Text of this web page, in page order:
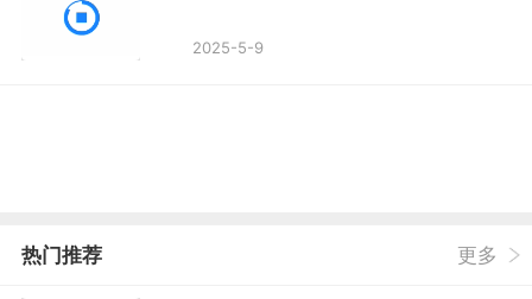
2025-5-9
热门推荐 更多